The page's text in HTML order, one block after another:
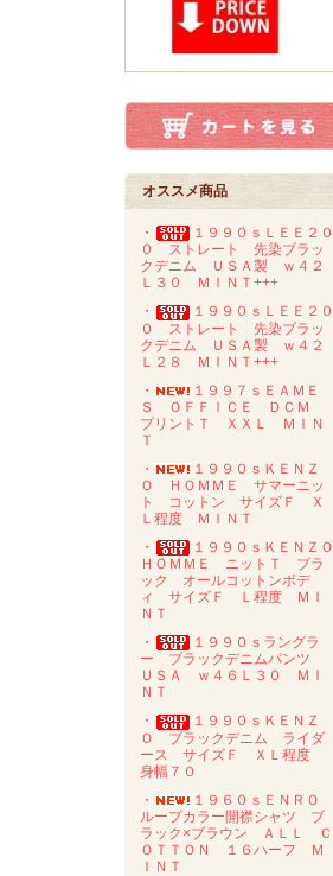
オススメ商品
・
１９９０ｓＬＥＥ２０
０ ストレート 先染ブラッ
クデニム ＵＳＡ製 ｗ４２
Ｌ３０ ＭＩＮＴ+++
・
１９９０ｓＬＥＥ２０
０ ストレート 先染ブラッ
クデニム ＵＳＡ製 ｗ４２
Ｌ２８ ＭＩＮＴ+++
・
１９９７ｓＥＡＭＥ
Ｓ ＯＦＦＩＣＥ ＤＣＭ
プリントＴ ＸＸＬ ＭＩＮ
Ｔ
・
１９９０ｓＫＥＮＺ
Ｏ ＨＯＭＭＥ サマーニッ
ト コットン サイズＦ Ｘ
Ｌ程度 ＭＩＮＴ
・
１９９０ｓＫＥＮＺＯ
ＨＯＭＭＥ ニットＴ ブラ
ック オールコットンボデ
ィ サイズＦ Ｌ程度 ＭＩ
ＮＴ
・
１９９０ｓラングラ
ー ブラックデニムパンツ
ＵＳＡ ｗ４６Ｌ３０ ＭＩ
ＮＴ
・
１９９０ｓＫＥＮＺ
Ｏ ブラックデニム ライダ
ース サイズＦ ＸＬ程度
身幅７０
・
１９６０ｓＥＮＲＯ
ループカラー開襟シャツ ブ
ラック×ブラウン ＡＬＬ Ｃ
ＯＴＴＯＮ １６ハーフ Ｍ
ＩＮＴ